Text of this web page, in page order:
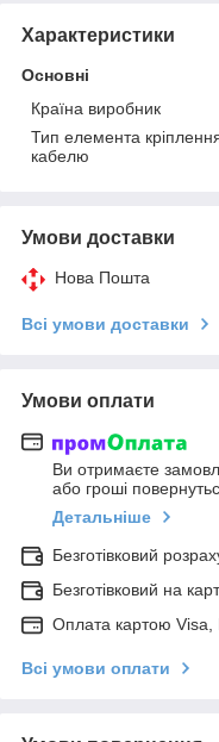
Характеристики
Основні
Країна виробник
Тип елемента
кабелю
Умови доставки
Нова Пошта
Всі умови доставки
Умови оплати
Ви отримаєте
або гроші
Детальніше
Безготівковий
Безготівковий на
Оплата картою
Всі умови оплати